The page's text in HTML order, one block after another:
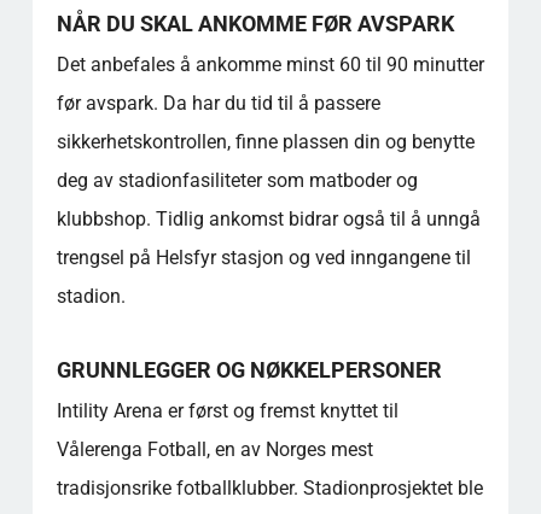
NÅR DU SKAL ANKOMME FØR AVSPARK
Det anbefales å ankomme minst 60 til 90 minutter
før avspark. Da har du tid til å passere
sikkerhetskontrollen, finne plassen din og benytte
deg av stadionfasiliteter som matboder og
klubbshop. Tidlig ankomst bidrar også til å unngå
trengsel på Helsfyr stasjon og ved inngangene til
stadion.
GRUNNLEGGER OG NØKKELPERSONER
Intility Arena er først og fremst knyttet til
Vålerenga Fotball, en av Norges mest
tradisjonsrike fotballklubber. Stadionprosjektet ble
Er stadion tilgjengelig for rullestolbrukere fra
holdeplasser for offentlig transport?
Hvilke mat- og drikkealternativer er
tilgjengelige inne i lokalet?
Finnes det parkeringsmuligheter i nærheten
Hvordan er sitteplassene, og hvor er
vifteavdelingene?
Er det Wi-Fi tilgjengelig for gjester under